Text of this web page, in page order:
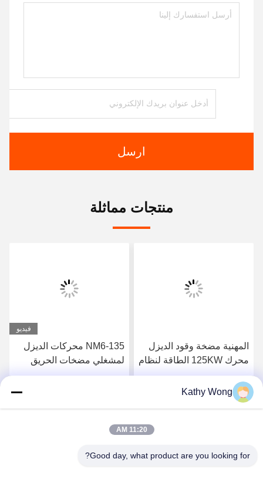
ارسل
منتجات مماثلة
المهنية مضخة وقود الديزل
محرك 125KW الطاقة لنظام
مكافحة الحرائق
فيديو
NM6-135 محركات الديزل
لمشغلي مضخات الحريق
Kathy Wong
11:20 AM
Good day, what product are you looking for?